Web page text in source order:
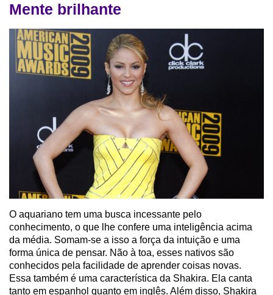
Mente brilhante
O aquariano tem uma busca incessante pelo
conhecimento, o que lhe confere uma inteligência acima
da média. Somam-se a isso a força da intuição e uma
forma única de pensar. Não à toa, esses nativos são
conhecidos pela facilidade de aprender coisas novas.
Essa também é uma característica da Shakira. Ela canta
tanto em espanhol quanto em inglês. Além disso, Shakira